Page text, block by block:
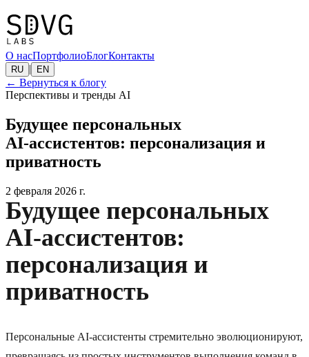
О насПортфолиоБлогКонтакты
RU | EN
← Вернуться к блогу
Перспективы и тренды AI
Будущее персональных
AI‑ассистентов: персонализация и
приватность
2 февраля 2026 г.
Будущее персональных
AI-ассистентов:
персонализация и
приватность
Персональные AI-ассистенты стремительно эволюционируют,